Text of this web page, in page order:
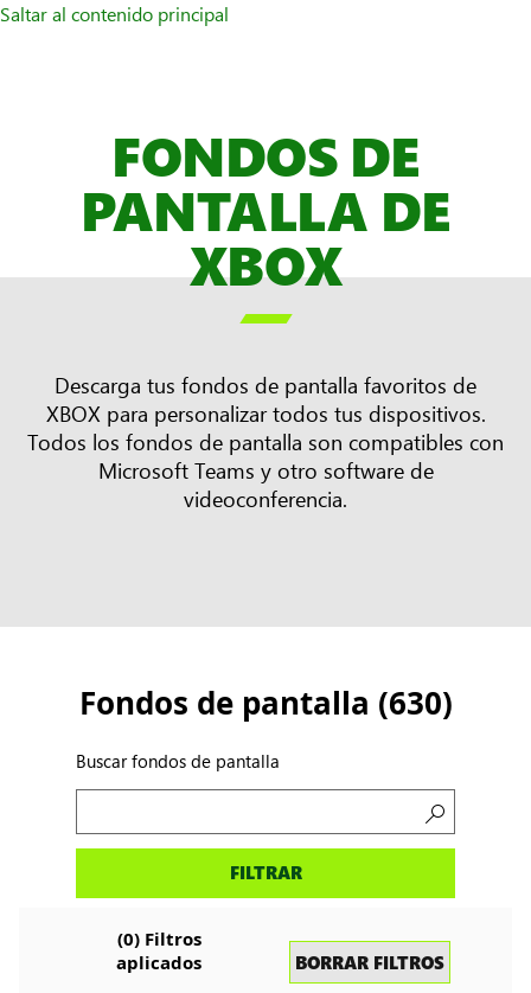
Saltar al contenido principal
FONDOS DE
PANTALLA DE
XBOX

Descarga tus fondos de pantalla favoritos de
XBOX para personalizar todos tus dispositivos.
Todos los fondos de pantalla son compatibles con
Microsoft Teams y otro software de
videoconferencia.
Fondos de pantalla (630)
Buscar fondos de pantalla
Buscar
de
FILTRAR
(0) Filtros
aplicados
BORRAR FILTROS